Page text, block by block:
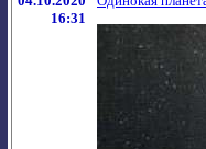
16:31